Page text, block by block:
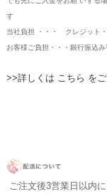
す
当社負担 ・・・ クレジット
お客様ご負担・・・銀行振込
>>詳しくは こちら をご
ご注文後3営業日以内